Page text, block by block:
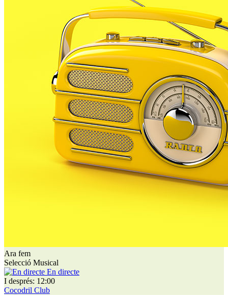
Ara fem
Selecció Musical
En directe
I després: 12:00
Cocodril Club